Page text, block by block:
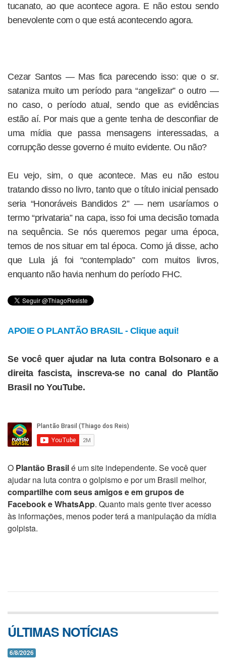
tucanato, ao que acontece agora. E não estou sendo
benevolente com o que está acontecendo agora.
Cezar Santos — Mas fica parecendo isso: que o sr.
sataniza muito um período para “angelizar” o outro —
no caso, o período atual, sendo que as evidências
estão aí. Por mais que a gente tenha de desconfiar de
uma mídia que passa mensagens interessadas, a
corrupção desse governo é muito evidente. Ou não?
Eu vejo, sim, o que acontece. Mas eu não estou
tratando disso no livro, tanto que o título inicial pensado
seria “Honoráveis Bandidos 2” — nem usaríamos o
termo “privataria” na capa, isso foi uma decisão tomada
na sequência. Se nós queremos pegar uma época,
temos de nos situar em tal época. Como já disse, acho
que Lula já foi “contemplado” com muitos livros,
enquanto não havia nenhum do período FHC.
APOIE O PLANTÃO BRASIL - Clique aqui!
Se você quer ajudar na luta contra Bolsonaro e a
direita fascista, inscreva-se no canal do Plantão
Brasil no YouTube.
O Plantão Brasilé um site independente. Se você quer
ajudar na luta contra o golpismo e por um Brasil melhor,
compartilhe com seus amigos e em grupos de
Facebook e WhatsApp. Quanto mais gente tiver acesso
às informações, menos poder terá a manipulação da mídia
golpista.
ÚLTIMAS NOTÍCIAS
6/8/2026